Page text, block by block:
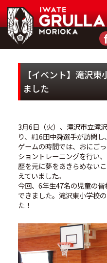
【イベント】滝沢
ました
3月6日（火）、滝沢市立滝
り、#16田中舜選手が訪問し
ゲームの時間では、おにご
ショントレーニングを行い
歴を元に夢をあきらめない
えていました。
今回、6年生47名の児童の
できました。滝沢東小学校
た！